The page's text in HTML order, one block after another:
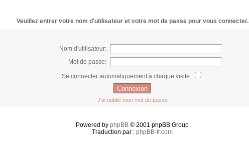
Veuillez entrer votre nom d'utilisateur et votre mot de passe pour vous connecter.
Nom d'utilisateur:
Mot de passe:
Se connecter automatiquement à chaque visite:
J'ai oublié mon mot de passe
Powered by phpBB © 2001 phpBB Group
Traduction par : phpBB-fr.com